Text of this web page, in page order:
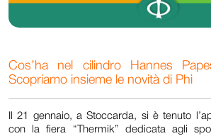
Cos’ha nel cilindro Hannes
Scopriamo insieme le novità di Phi
Il 21 gennaio, a Stoccarda, si è tenuto
con la fiera “Thermik” dedicata agli